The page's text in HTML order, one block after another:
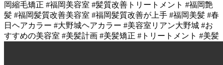
岡縮毛矯正 #福岡美容室 #髪質改善トリートメント #福岡艶
髪 #福岡髪質改善美容室 #福岡髪質改善が上手 #福岡美髪 #春
日ヘアカラー #大野城ヘアカラー #美容室リアン大野城 #お
すすめの美容室 #美髪計画 #美髪矯正 #トリートメント #美髪